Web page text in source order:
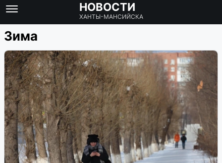
НОВОСТИ
ХАНТЫ-МАНСИЙСКА
Зима